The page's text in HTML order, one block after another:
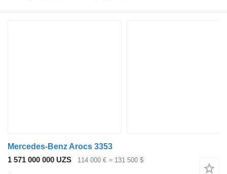
Mercedes-Benz Arocs 3353
1 571 000 000 UZS
114 000 € ≈ 131 500 $